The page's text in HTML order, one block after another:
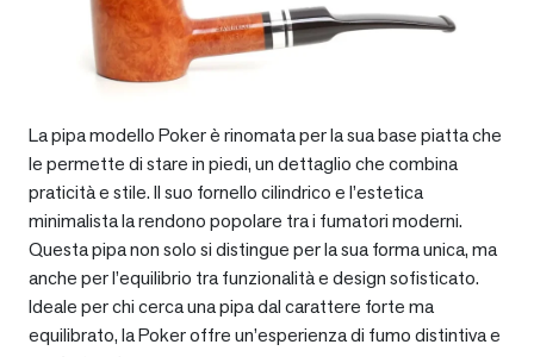
La pipa modello Poker è rinomata per la sua base piatta che
le permette di stare in piedi, un dettaglio che combina
praticità e stile. Il suo fornello cilindrico e l’estetica
minimalista la rendono popolare tra i fumatori moderni.
Questa pipa non solo si distingue per la sua forma unica, ma
anche per l’equilibrio tra funzionalità e design sofisticato.
Ideale per chi cerca una pipa dal carattere forte ma
equilibrato, la Poker offre un’esperienza di fumo distintiva e